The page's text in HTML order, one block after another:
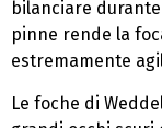
bilanciare
pinne rende la
estremamente
Le foche di